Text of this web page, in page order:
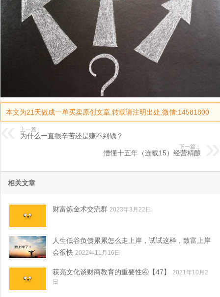
本文为21天做成一单买卖原创文章,转载请注明出处,微信:14581800
上一篇：
为什么一直很辛苦还是赚不到钱？
下一篇：
懵懂十五年（连载15）经营精酿
相关文章
财富炼金术交流群 2023年3月22日
人生低谷负债累累怎么走上岸，试试这样，致富上岸
会很快 2022年11月16日
获亮文化谈财商教育的重要性④【47】
2021年10月2
日